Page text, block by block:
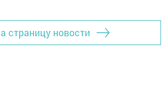
страницу новости